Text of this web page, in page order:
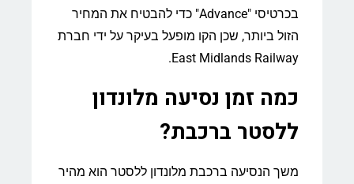
בכרטיסי "Advance" כדי להבטיח את המחיר
הזול ביותר, שכן הקו מופעל בעיקר על ידי חברת
East Midlands Railway.
כמה זמן נסיעה מלונדון
ללסטר ברכבת?
משך הנסיעה ברכבת מלונדון ללסטר הוא מהיר